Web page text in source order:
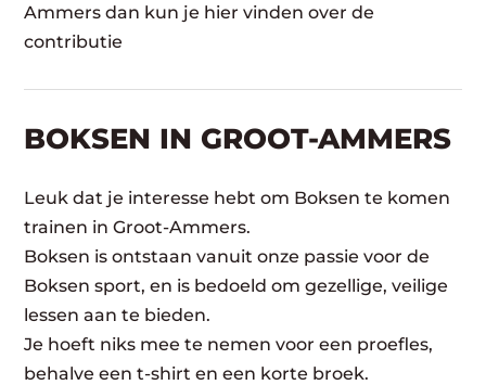
Ammers dan kun je hier vinden over de
contributie
BOKSEN IN GROOT-AMMERS
Leuk dat je interesse hebt om Boksen te komen
trainen in Groot-Ammers.
Boksen is ontstaan vanuit onze passie voor de
Boksen sport, en is bedoeld om gezellige, veilige
lessen aan te bieden.
Je hoeft niks mee te nemen voor een proefles,
behalve een t-shirt en een korte broek.